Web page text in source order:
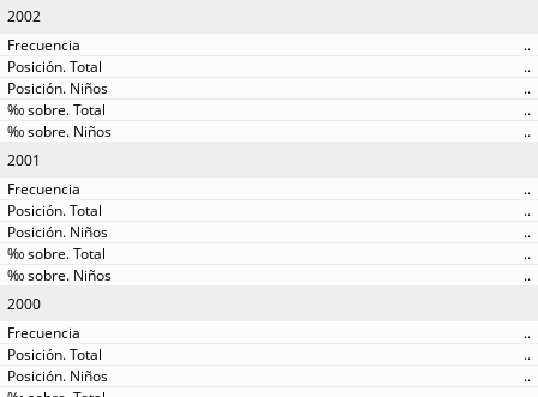
2002
..
..
..
..
..
2001
..
..
..
..
..
2000
..
..
..